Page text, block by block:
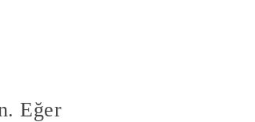
Eğer